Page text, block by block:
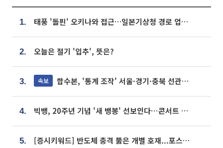
1. 태풍 '돌핀' 오키나와 접근…일본기상청 경로 업데이트
2. 오늘은 절기 '입추', 뜻은?
3. 속보 합수본, '통계 조작' 서울·경기·충북 선관위 등 추가 압수수색
4. 빅뱅, 20주년 기념 '새 뱅봉' 선보인다⋯콘서트 앞두고 팝업 개최
5. [증시키워드] 반도체 충격 뚫은 개별 호재...포스코퓨처엠·에코프로·한화솔루션 '눈길'